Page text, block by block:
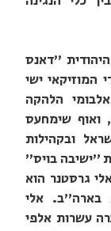
"דאנס
בשנת 1995 על ידי המוזיקאי ישי
הלהקה
ואוף שימחעס
ובקהילות
"ישיבה בויס"
גרסטנר הוא
בארה"ב. אלי
עשרות אלפי